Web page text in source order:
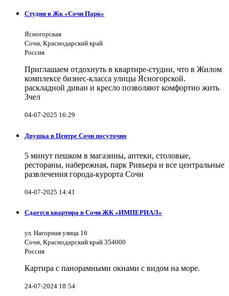
Студия в Жк «Сочи Парк»
Ясногорская
Сочи, Краснодарский край
Россия
Приглашаем отдохнуть в квартире-студии, что в Жилом
комплексе бизнес-класса улицы Ясногорской.
раскладной диван и кресло позволяют комфортно жить
3чел
04-07-2025 16:29
Двушка в Центре Сочи посуточно
5 минут пешком в магазины, аптеки, столовые,
рестораны, набережная, парк Ривьера и все центральные
развлечения города-курорта Сочи
04-07-2025 14:41
Сдается квартира в Сочи ЖК «ИМПЕРИАЛ»
ул. Нагорная улица 16
Сочи, Краснодарский край 354000
Россия
Картира с панорамными окнами с видом на море.
24-07-2024 18:54